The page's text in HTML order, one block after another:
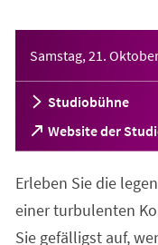
Samstag, 21.
Studiobühne
Website der
(Öffnet
in
neuen
Tab)
Erleben Sie die
einer turbulenten
Sie gefälligst auf,